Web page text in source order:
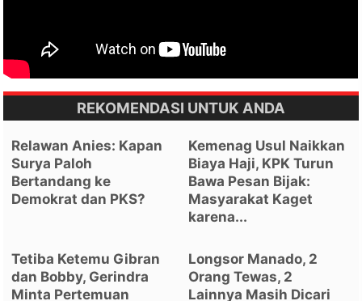
REKOMENDASI UNTUK ANDA
Relawan Anies: Kapan
Surya Paloh
Bertandang ke
Demokrat dan PKS?
Kemenag Usul Naikkan
Biaya Haji, KPK Turun
Bawa Pesan Bijak:
Masyarakat Kaget
karena...
Tetiba Ketemu Gibran
dan Bobby, Gerindra
Minta Pertemuan
Longsor Manado, 2
Orang Tewas, 2
Lainnya Masih Dicari